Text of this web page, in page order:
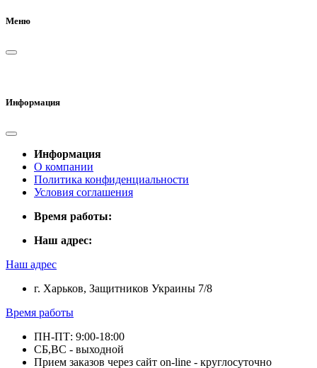
Меню
Информация
Информация
О компании
Политика конфиденциальности
Условия соглашения
Время работы:
Наш адрес:
Наш адрес
г. Харьков, Защитников Украины 7/8
Время работы
ПН-ПТ: 9:00-18:00
СБ,ВС - выходной
Прием заказов через сайт on-line - круглосуточно